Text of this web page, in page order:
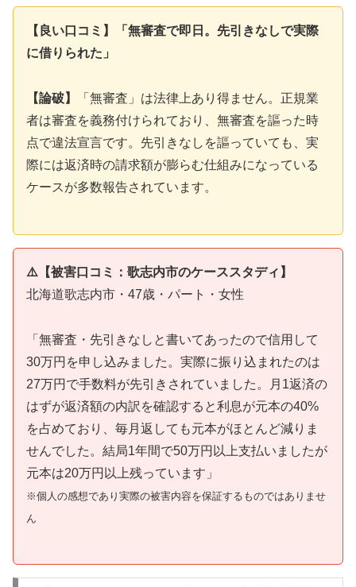
【良い口コミ】「無審査で即日。先引きなしで実際
に借りられた」
【論破】
「無審査」は法律上あり得ません。正規業
者は審査を義務付けられており、無審査を謳った時
点で違法宣言です。先引きなしを謳っていても、実
際には返済時の請求額が膨らむ仕組みになっている
ケースが多数報告されています。
⚠️【被害口コミ：歌志内市のケーススタディ】
北海道歌志内市・47歳・パート・女性
「無審査・先引きなしと書いてあったので信用して
30万円を申し込みました。実際に振り込まれたのは
27万円で手数料が先引きされていました。月1返済の
はずが返済額の内訳を確認すると利息が元本の40%
を占めており、毎月返しても元本がほとんど減りま
せんでした。結局1年間で50万円以上支払いましたが
元本は20万円以上残っています」
※個人の感想であり実際の被害内容を保証するものではありませ
ん